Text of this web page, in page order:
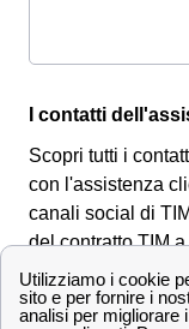
I contatti
Scopri tutti i
con l'assistenza
canali social di
del contratto TIM
Come ottenere
TIM a Porto Viro?